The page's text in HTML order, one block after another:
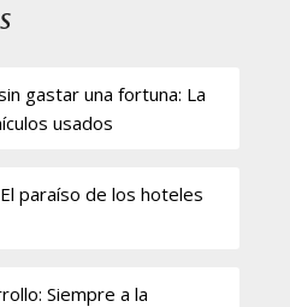
gastar una fortuna: La
usados
paraíso de los hoteles
Siempre a la